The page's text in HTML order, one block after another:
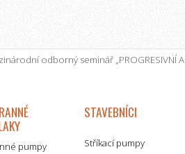
odborný seminář „PROGRESIVNÍ A
pumpy
STAVEBNÍCI
Stříkací pumpy